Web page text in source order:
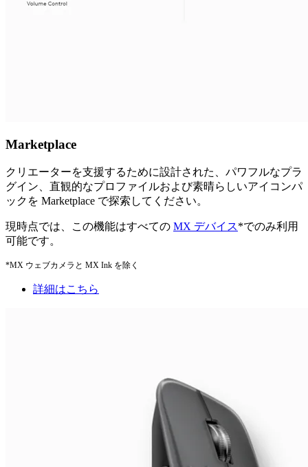
Marketplace
クリエーターを支援するために設計された、パワフルなプラ
グイン、直観的なプロファイルおよび素晴らしいアイコンパ
ックを Marketplace で探索してください。
現時点では、この機能はすべての MX デバイス*でのみ利用
可能です。
*MX ウェブカメラと MX Ink を除く
詳細はこちら